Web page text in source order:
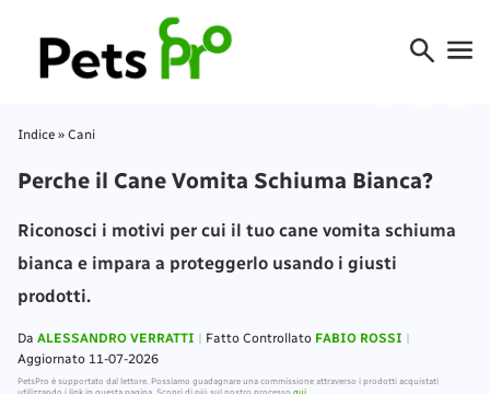
Indice » Cani
Perche il Cane Vomita Schiuma Bianca?
Riconosci i motivi per cui il tuo cane vomita schiuma
bianca e impara a proteggerlo usando i giusti
prodotti.
Da ALESSANDRO VERRATTI Fatto Controllato FABIO ROSSI
Aggiornato 11-07-2026
PetsPro è supportato dal lettore. Possiamo guadagnare una commissione attraverso i prodotti acquistati
utilizzando i link in questa pagina. Scopri di più sul nostro processo qui